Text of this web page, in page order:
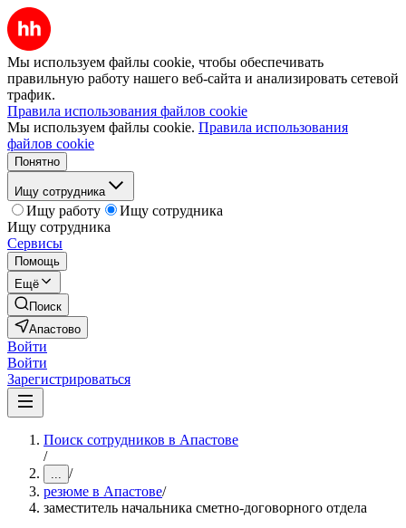
Мы используем файлы cookie, чтобы обеспечивать
правильную работу нашего веб-сайта и анализировать сетевой
трафик.
Правила использования файлов cookie
Мы используем файлы cookie. Правила использования
файлов cookie
Понятно
Ищу сотрудника
Ищу работу
Ищу сотрудника
Ищу сотрудника
Сервисы
Помощь
Ещё
Поиск
Апастово
Войти
Войти
Зарегистрироваться
Поиск сотрудников в Апастове
/
... /
резюме в Апастове/
заместитель начальника сметно-договорного отдела